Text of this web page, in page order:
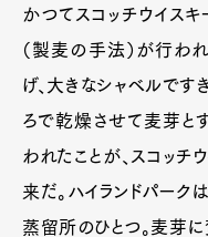
かつてスコッチウイス
（製麦の手法）が行わ
げ、大きなシャベルです
ろで乾燥させて麦芽と
われたことが、スコッチ
来だ。ハイランドパーク
蒸留所のひとつ。麦芽